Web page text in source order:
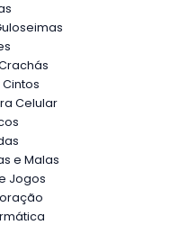
Celular
e Malas
Jogos